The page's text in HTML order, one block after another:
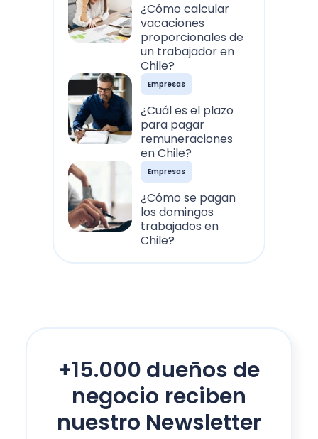
¿Cómo calcular
vacaciones
proporcionales de
un trabajador en
Chile?
Empresas
¿Cuál es el plazo
para pagar
remuneraciones
en Chile?
Empresas
¿Cómo se pagan
los domingos
trabajados en
Chile?
+15.000 dueños de
negocio reciben
nuestro Newsletter